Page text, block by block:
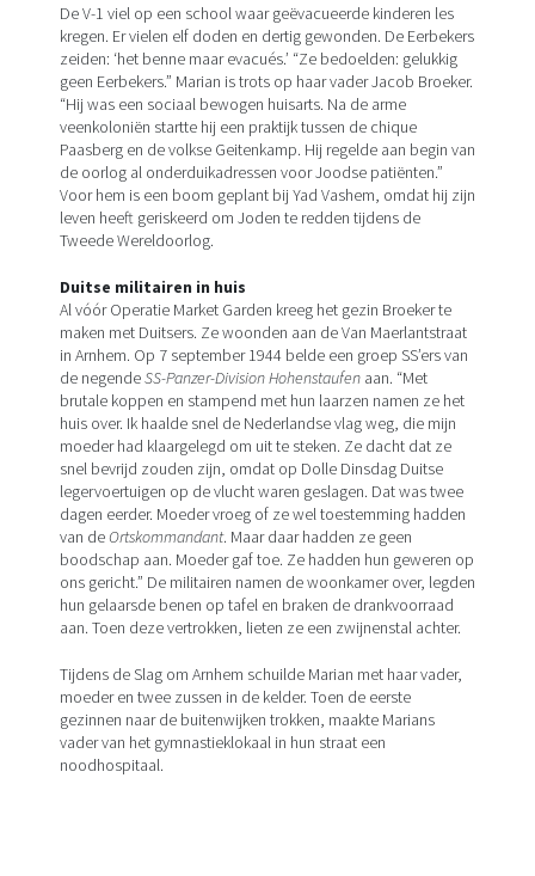
De V-1 viel op een school waar geëvacueerde kinderen les
kregen. Er vielen elf doden en dertig gewonden. De Eerbekers
zeiden: ‘het benne maar evacués.’ “Ze bedoelden: gelukkig
geen Eerbekers.” Marian is trots op haar vader Jacob Broeker.
“Hij was een sociaal bewogen huisarts. Na de arme
veenkoloniën startte hij een praktijk tussen de chique
Paasberg en de volkse Geitenkamp. Hij regelde aan begin van
de oorlog al onderduikadressen voor Joodse patiënten.”
Voor hem is een boom geplant bij Yad Vashem, omdat hij zijn
leven heeft geriskeerd om Joden te redden tijdens de
Tweede Wereldoorlog.
Duitse militairen in huis
Al vóór Operatie Market Garden kreeg het gezin Broeker te
maken met Duitsers. Ze woonden aan de Van Maerlantstraat
in Arnhem. Op 7 september 1944 belde een groep SS’ers van
de negendeSS-Panzer-Division Hohenstaufen aan. “Met
brutale koppen en stampend met hun laarzen namen ze het
huis over. Ik haalde snel de Nederlandse vlag weg, die mijn
moeder had klaargelegd om uit te steken. Ze dacht dat ze
snel bevrijd zouden zijn, omdat op Dolle Dinsdag Duitse
legervoertuigen op de vlucht waren geslagen. Dat was twee
dagen eerder. Moeder vroeg of ze wel toestemming hadden
van deOrtskommandant. Maar daar hadden ze geen
boodschap aan. Moeder gaf toe. Ze hadden hun geweren op
ons gericht.” De militairen namen de woonkamer over, legden
hun gelaarsde benen op tafel en braken de drankvoorraad
aan. Toen deze vertrokken, lieten ze een zwijnenstal achter.
Tijdens de Slag om Arnhem schuilde Marian met haar vader,
moeder en twee zussen in de kelder. Toen de eerste
gezinnen naar de buitenwijken trokken, maakte Marians
vader van het gymnastieklokaal in hun straat een
noodhospitaal.